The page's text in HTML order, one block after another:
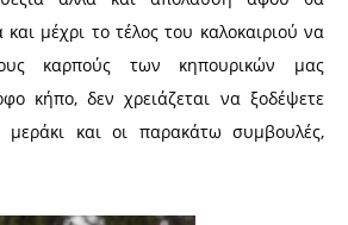
μέχρι το τέλος του καλοκαιριού να
καρπούς των κηπουρικών μας
κήπο, δεν χρειάζεται να ξοδέψετε
και οι παρακάτω συμβουλές,